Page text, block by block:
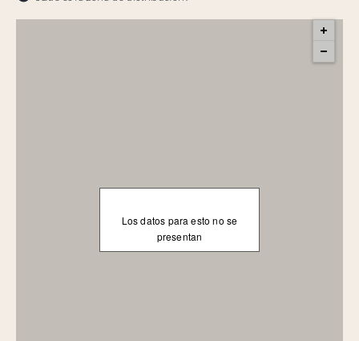
Los datos para esto no se
presentan